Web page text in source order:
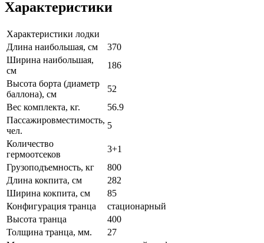
Характеристики
Характеристики лодки
Длина наибольшая, см
370
Ширина наибольшая,
см
186
Высота борта (диаметр
баллона), см
52
Вес комплекта, кг.
56.9
Пассажировместимость,
чел.
5
Количество
гермоотсеков
3+1
Грузоподъемность, кг
800
Длина кокпита, см
282
Ширина кокпита, см
85
Конфигурация транца
стационарный
Высота транца
400
Толщина транца, мм.
27